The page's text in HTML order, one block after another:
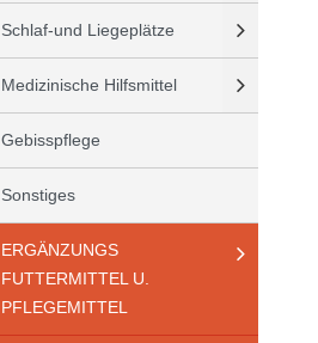
Schlaf-und Liegeplätze
Medizinische Hilfsmittel
Gebisspflege
Sonstiges
ERGÄNZUNGS
FUTTERMITTEL U.
PFLEGEMITTEL